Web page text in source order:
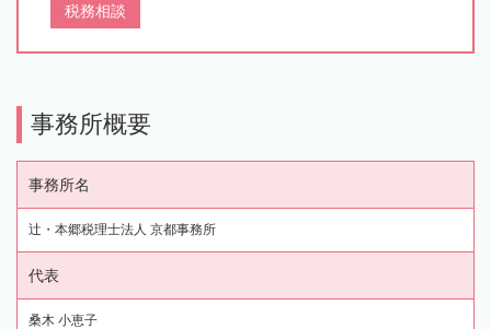
税務相談
事務所概要
事務所名
辻・本郷税理士法人 京都事務所
代表
桑木 小恵子